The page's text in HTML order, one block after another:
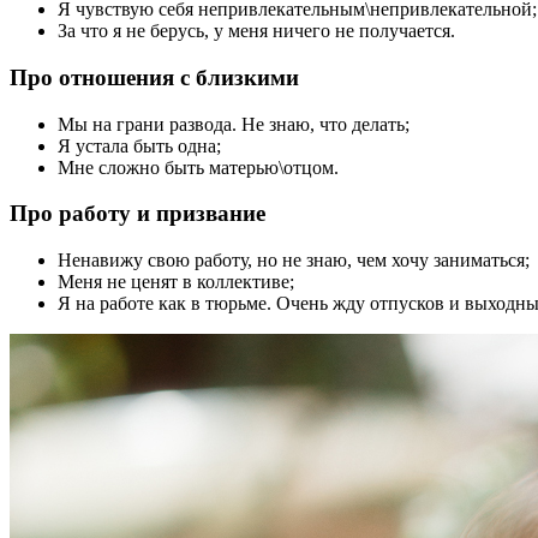
Я чувствую себя непривлекательным\непривлекательной;
За что я не берусь, у меня ничего не получается.
Про отношения с близкими
Мы на грани развода. Не знаю, что делать;
Я устала быть одна;
Мне сложно быть матерью\отцом.
Про работу и призвание
Ненавижу свою работу, но не знаю, чем хочу заниматься;
Меня не ценят в коллективе;
Я на работе как в тюрьме. Очень жду отпусков и